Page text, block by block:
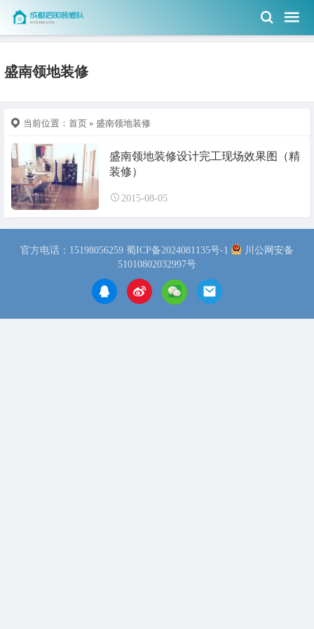
盛南领地装修
当前位置： 首页 » 盛南领地装修
盛南领地装修设计完工现场效果图（精
装修）
2015-08-05
官方电话：15198056259 蜀ICP备2024081135号-1
川公网安备
51010802032997号